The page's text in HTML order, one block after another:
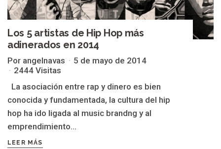
Los 5 artistas de Hip Hop más
adinerados en 2014
Por angelnavas
5 de mayo de 2014
2444 Visitas
La asociación entre rap y dinero es bien
conocida y fundamentada, la cultura del hip
hop ha ido ligada al music brandng y al
emprendimiento...
LEER MÁS